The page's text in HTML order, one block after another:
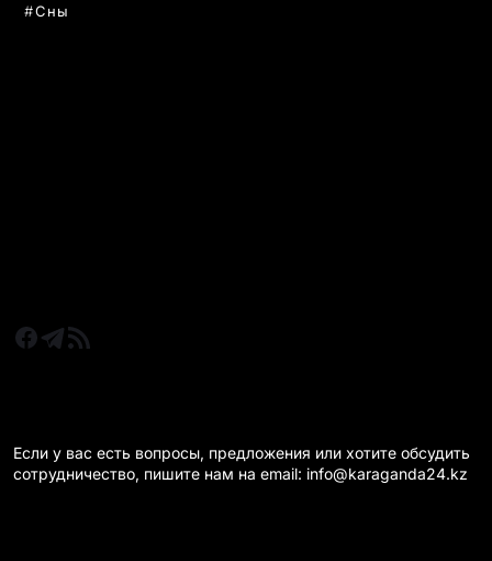
Сны
Если у вас есть вопросы, предложения или хотите обсудить
сотрудничество, пишите нам на email: info@karaganda24.kz